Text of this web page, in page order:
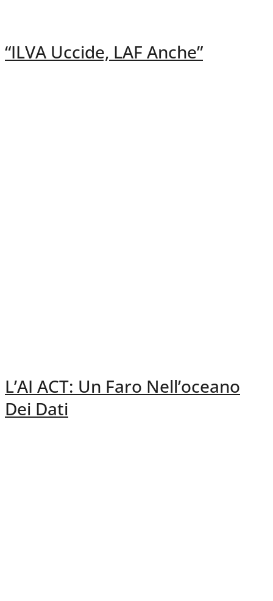
“ILVA Uccide, LAF Anche”
L’AI ACT: Un Faro Nell’oceano
Dei Dati